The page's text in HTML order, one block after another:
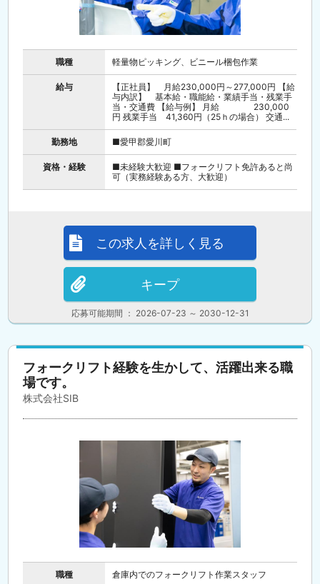
職種 軽量物ピッキング、ビニール梱包作業
給与
【正社員】 月給230,000円～277,000円 【給
与内訳】 基本給・職能給・業績手当・残業手
当・交通費 【給与例】 月給 230,000
円 残業手当 41,360円（25ｈの場合） 交通...
勤務地 ■愛甲郡愛川町
資格・経験
■未経験大歓迎 ■フォークリフト免許あると尚
可（実務経験ある方、大歓迎）
応募可能期間 ： 2026-07-23 ～ 2030-12-31
この求人を詳しく見る
キープ
フォークリフト経験を生かして、活躍出来る職
場です。
株式会社SIB
職種 倉庫内でのフォークリフト作業スタッフ